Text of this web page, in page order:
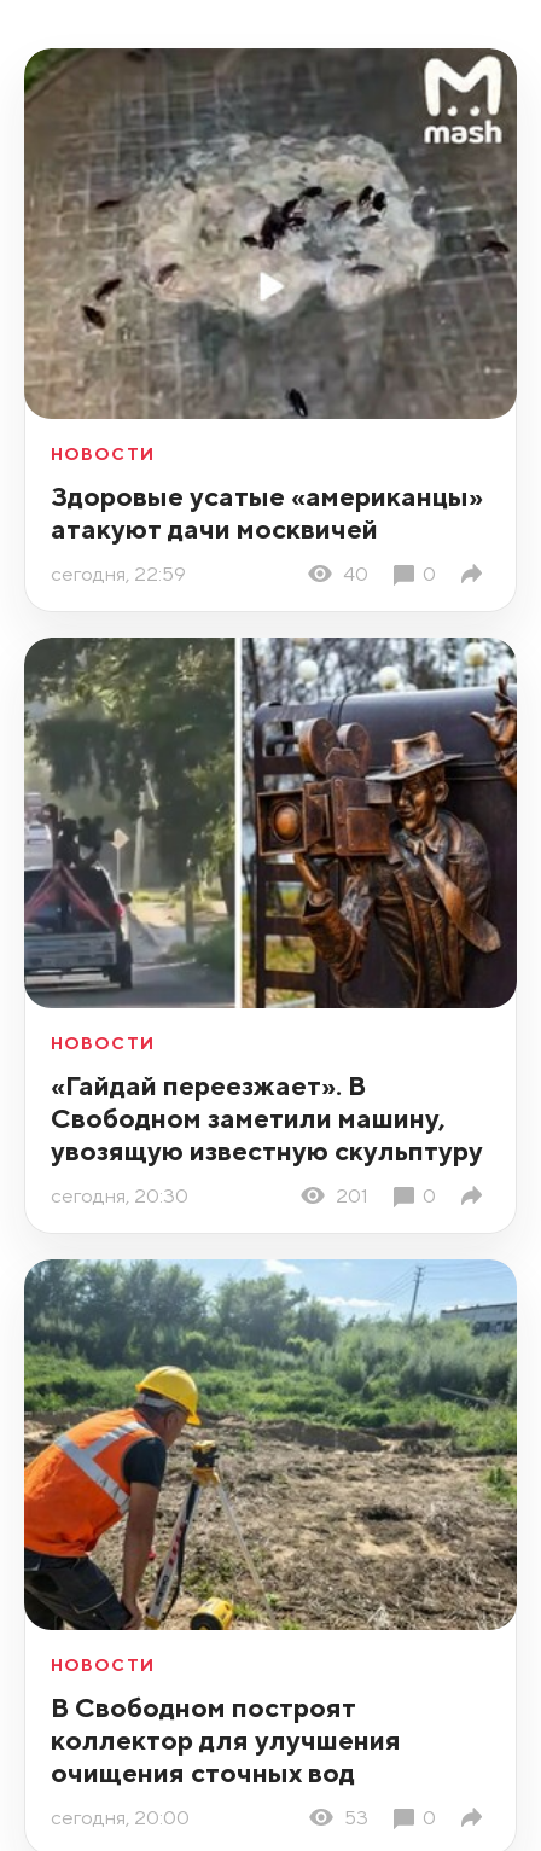
НОВОСТИ
Здоровые усатые «американцы»
атакуют дачи москвичей
сегодня, 22:59 40 0
НОВОСТИ
«Гайдай переезжает». В
Свободном заметили машину,
увозящую известную скульптуру
сегодня, 20:30 201 0
НОВОСТИ
В Свободном построят
коллектор для улучшения
очищения сточных вод
сегодня, 20:00 53 0